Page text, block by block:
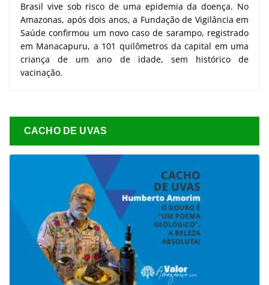
Brasil vive sob risco de uma epidemia da doença. No
Amazonas, após dois anos, a Fundação de Vigilância em
Saúde confirmou um novo caso de sarampo, registrado
em Manacapuru, a 101 quilômetros da capital em uma
criança de um ano de idade, sem histórico de
vacinação.
CACHO DE UVAS